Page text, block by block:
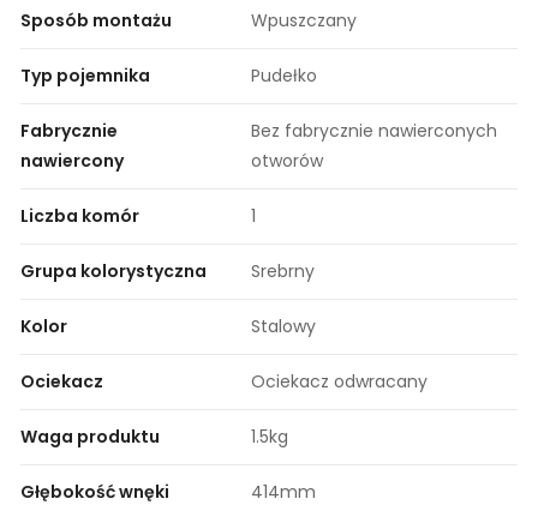
Sposób montażu Wpuszczany
Typ pojemnika Pudełko
Fabrycznie
nawiercony
Bez fabrycznie nawierconych
otworów
Liczba komór 1
Grupa kolorystyczna Srebrny
Kolor Stalowy
Ociekacz Ociekacz odwracany
Waga produktu 1.5kg
Głębokość wnęki 414mm